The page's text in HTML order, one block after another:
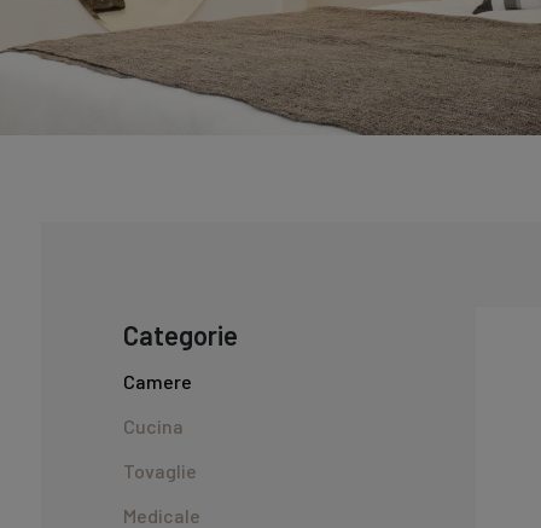
Categorie
Camere
Cucina
Tovaglie
Medicale